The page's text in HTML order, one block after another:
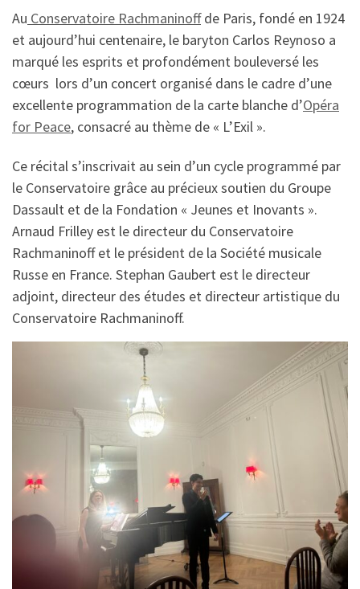
Au Conservatoire Rachmaninoffde Paris, fondé en 1924
et aujourd’hui centenaire, le baryton Carlos Reynoso a
marqué les esprits et profondément bouleversé les
cœurs lors d’un concert organisé dans le cadre d’une
excellente programmation de la carte blanche d’Opéra
for Peace, consacré au thème de « L’Exil ».
Ce récital s’inscrivait au sein d’un cycle programmé par
le Conservatoire grâce au précieux soutien du Groupe
Dassault et de la Fondation « Jeunes et Inovants ».
Arnaud Frilley est le directeur du Conservatoire
Rachmaninoff et le président de la Société musicale
Russe en France. Stephan Gaubert est le directeur
adjoint, directeur des études et directeur artistique du
Conservatoire Rachmaninoff.